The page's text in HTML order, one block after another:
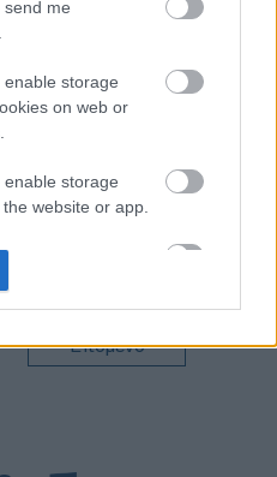
send me
storage
on web or
storage
website or app.
storage
authentication
ΔΕΘ: Ποιες
τεκμήρια, Airbnb και
ενοικιάσεις ακινήτων
Ελ. Επαγγελματίες:
Έρχονται «μερεμέτια»
στο τεκμαρτό
Επόμενο